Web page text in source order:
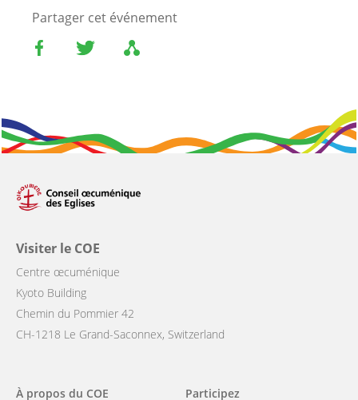
Partager cet événement
Visiter le COE
Centre œcuménique
Kyoto Building
Chemin du Pommier 42
CH-1218 Le Grand-Saconnex, Switzerland
Main
À propos du COE Participez